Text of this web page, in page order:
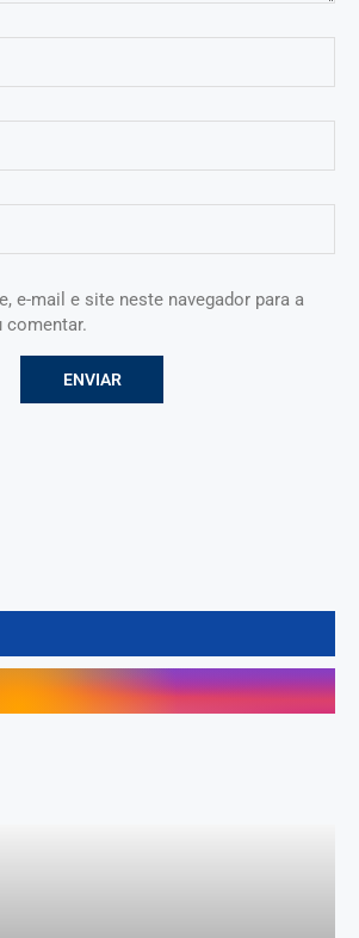
e-mail e site neste navegador para a
comentar.